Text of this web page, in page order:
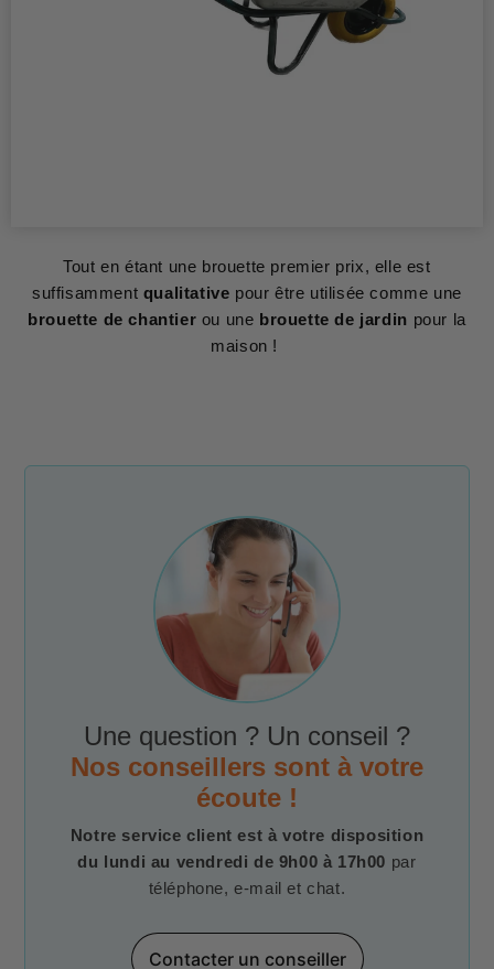
Tout en étant une brouette premier prix, elle est
suffisamment qualitative pour être utilisée comme une
brouette de chantier ou une brouette de jardin pour la
maison !
Une question ? Un conseil ?
Nos conseillers sont à votre
écoute !
Notre service client est à votre disposition
du lundi au vendredi de 9h00 à 17h00 par
téléphone, e-mail et chat.
Contacter un conseiller